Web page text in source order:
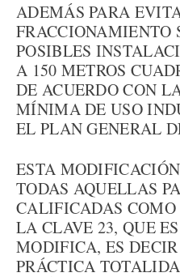
ADEMÁS PARA
POSIBLES
A 150 METROS
DE ACUERDO CON
MÍNIMA DE USO
EL PLAN GENERAL
ESTA
TODAS AQUELLAS
CALIFICADAS
LA CLAVE 23, QUE
MODIFICA, ES
PRÁCTICA